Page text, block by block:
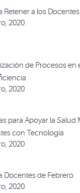
Retener a los Docentes
2020
de Procesos en
2020
para Apoyar la Salud
con Tecnología
2020
Docentes de Febrero
2020